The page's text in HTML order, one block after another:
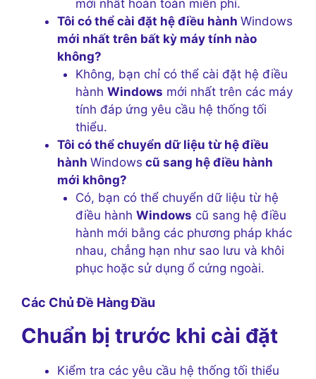
mới nhất hoàn toàn miễn phí.
Tôi có thể cài đặt hệ điều hành Windows
mới nhất trên bất kỳ máy tính nào
không?
Không, bạn chỉ có thể cài đặt hệ điều
hành Windows mới nhất trên các máy
tính đáp ứng yêu cầu hệ thống tối
thiểu.
Tôi có thể chuyển dữ liệu từ hệ điều
hành Windows cũ sang hệ điều hành
mới không?
Có, bạn có thể chuyển dữ liệu từ hệ
điều hành Windows cũ sang hệ điều
hành mới bằng các phương pháp khác
nhau, chẳng hạn như sao lưu và khôi
phục hoặc sử dụng ổ cứng ngoài.
Các Chủ Đề Hàng Đầu
Chuẩn bị trước khi cài đặt
Kiểm tra các yêu cầu hệ thống tối thiểu